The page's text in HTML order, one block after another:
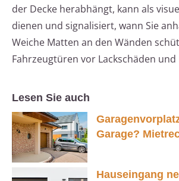
der Decke herabhängt, kann als
dienen und signalisiert, wann Sie
Weiche Matten an den Wänden
Fahrzeugtüren vor Lackschäden und
Lesen Sie auch
Garage?
Hauseingang